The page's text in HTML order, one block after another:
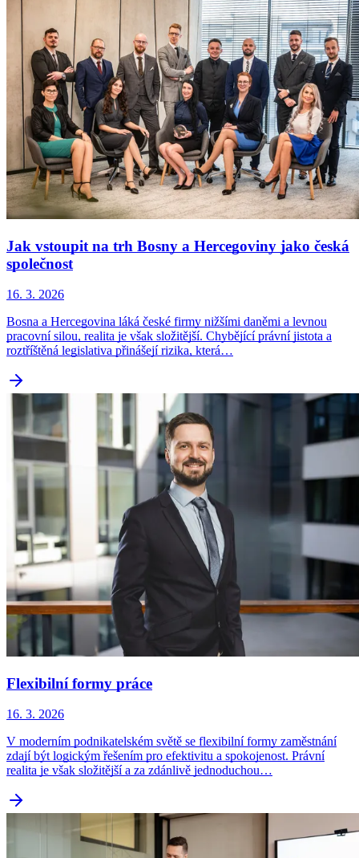
Jak vstoupit na trh Bosny a Hercegoviny jako česká
společnost
16. 3. 2026
Bosna a Hercegovina láká české firmy nižšími daněmi a levnou
pracovní silou, realita je však složitější. Chybějící právní jistota a
roztříštěná legislativa přinášejí rizika, která…
Flexibilní formy práce
16. 3. 2026
V moderním podnikatelském světě se flexibilní formy zaměstnání
zdají být logickým řešením pro efektivitu a spokojenost. Právní
realita je však složitější a za zdánlivě jednoduchou…